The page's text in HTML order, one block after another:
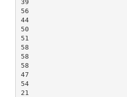
39
56
44
50
51
58
58
58
47
54
21